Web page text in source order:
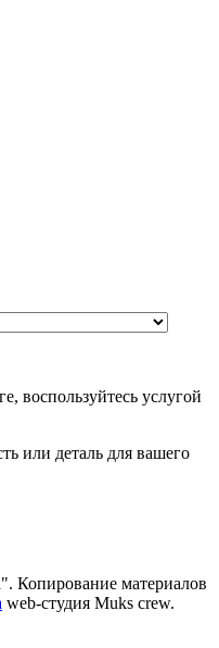
воспользуйтесь услугой
или деталь для вашего
Копирование материалов
web-студия Muks crew.